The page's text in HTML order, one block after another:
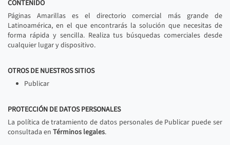
CONTENIDO
Páginas Amarillas es el directorio comercial más grande de
Latinoamérica, en el que encontrarás la solución que necesitas de
forma rápida y sencilla. Realiza tus búsquedas comerciales desde
cualquier lugar y dispositivo.
OTROS DE NUESTROS SITIOS
Publicar
PROTECCIÓN DE DATOS PERSONALES
La política de tratamiento de datos personales de Publicar puede ser
consultada en Términos legales.